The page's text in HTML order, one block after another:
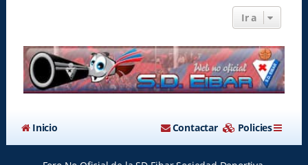
Ir a
Inicio Policies
Contactar